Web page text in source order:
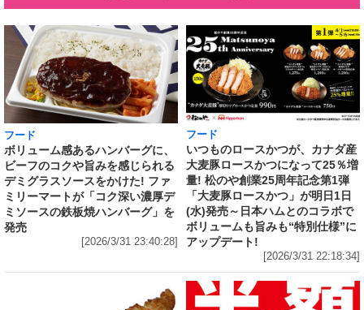
フード
ボリューム感あるハンバーグに、
ビーフのコクや旨みを感じられる
デミグラスソースをかけた! ファ
ミリーマートが「コク深い濃厚デ
ミソースの鉄板焼ハンバーグ」を
発売
[2026/3/31 23:40:28]
フード
いつものロースかつが、カナダ産
大麦豚ロースかつになって25％増
量! 松のや創業25周年記念第1弾
「大麦豚ロースかつ」が明日1日
(水)発売～日本ハムとのコラボで
ボリュームも旨みも“特別仕様”に
アップデート!
[2026/3/31 22:18:34]